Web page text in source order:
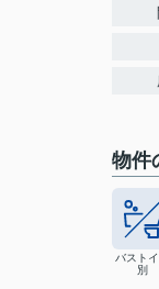
物件
バスト
別